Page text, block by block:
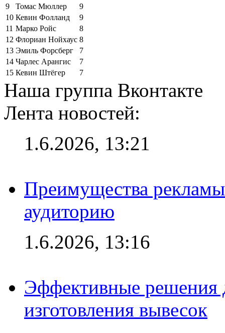
9
Томас Мюллер
9
10 Кевин Фолланд
9
11 Марко Ройс
8
12 Флориан Нойхаус 8
13 Эмиль Форсберг
7
14 Чарлес Арангис
7
15 Кевин Штёгер 7
Наша группа Вконтакте
Лента новостей:
1.6.2026, 13:21
Преимущества
аудиторию
1.6.2026, 13:16
Эффективные решения
изготовления вывесок